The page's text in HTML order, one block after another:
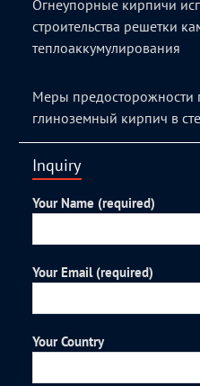
Огнеупорные кирпичи
строительства решетки
теплоаккумулирования
Меры предосторожности
глиноземный кирпич в
Inquiry
Your Name (required)
Your Email (required)
Your Country